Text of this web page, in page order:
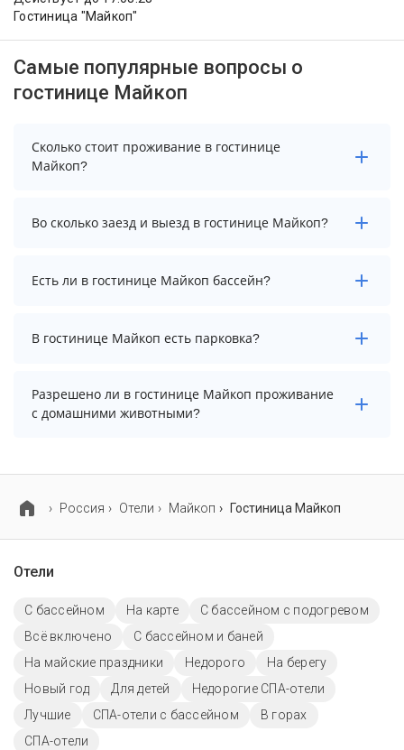
Гостиница "Майкоп"
Самые популярные вопросы о
гостинице Майкоп
Сколько стоит проживание в гостинице
Майкоп?
Стоимость проживания в гостинице Майкоп
начинается от 3200 рублей. Чтобы увидеть
даты и количество гостей.
Во сколько заезд и выезд в гостинице Майкоп?
Заезд возможен после 14:00, а выезд необходимо
осуществить до 12:00.
Есть ли в гостинице Майкоп бассейн?
В гостинице Майкоп нет бассейна.
В гостинице Майкоп есть парковка?
В гостинице Майкоп есть парковка, уточните
информацию перед бронированием у менеджера,
Разрешено ли в гостинице Майкоп проживание
с домашними животными?
Россия Отели Майкоп Гостиница Майкоп
Отели
C бассейном На карте
С бассейном с подогревом
Всё включено
С бассейном и баней
На майские праздники
Недорого
На берегу
Новый год
Для детей
Недорогие СПА-отели
Лучшие
СПА-отели с бассейном
В горах
СПА-отели